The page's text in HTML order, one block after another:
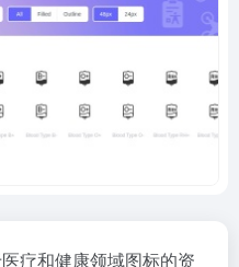
疗和健康领域图标的资